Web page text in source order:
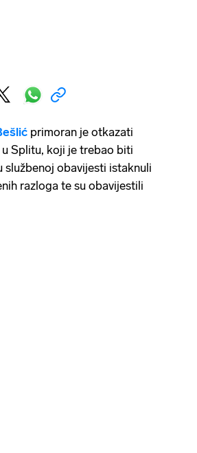
primoran je otkazati
Splitu, koji je trebao biti
službenoj obavijesti istaknuli
razloga te su obavijestili